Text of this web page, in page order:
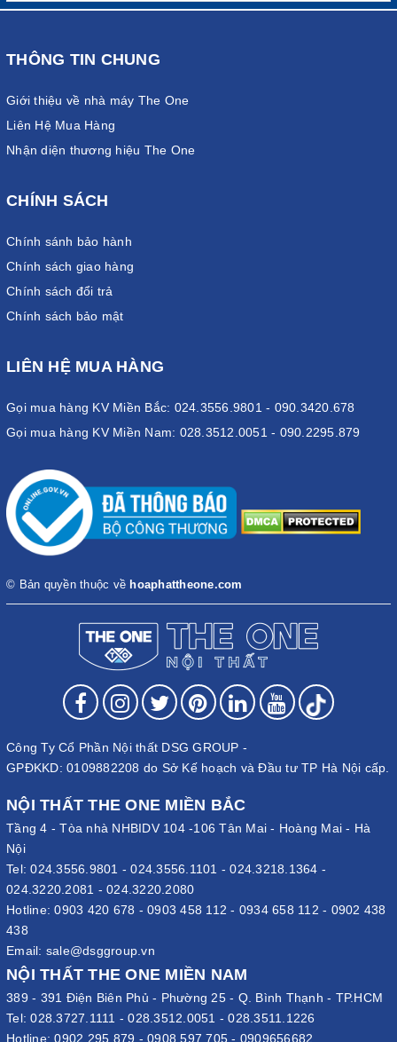
THÔNG TIN CHUNG
Giới thiệu về nhà máy The One
Liên Hệ Mua Hàng
Nhận diện thương hiệu The One
CHÍNH SÁCH
Chính sánh bảo hành
Chính sách giao hàng
Chính sách đổi trả
Chính sách bảo mật
LIÊN HỆ MUA HÀNG
Gọi mua hàng KV Miền Bắc: 024.3556.9801 - 090.3420.678
Gọi mua hàng KV Miền Nam: 028.3512.0051 - 090.2295.879
© Bản quyền thuộc về hoaphattheone.com
Công Ty Cổ Phần Nội thất DSG GROUP -
GPĐKKD: 0109882208 do Sở Kế hoạch và Đầu tư TP Hà Nội cấp.
NỘI THẤT THE ONE MIỀN BẮC
Tầng 4 - Tòa nhà NHBIDV 104 -106 Tân Mai - Hoàng Mai - Hà
Nội
Tel:024.3556.9801 -024.3556.1101 -024.3218.1364 -
024.3220.2081 - 024.3220.2080
Hotline:0903 420 678 - 0903 458 112 - 0934 658 112 - 0902 438
438
Email: sale@dsggroup.vn
NỘI THẤT THE ONE MIỀN NAM
389 - 391 Điện Biên Phủ - Phường 25 - Q. Bình Thạnh - TP.HCM
Tel:028.3727.1111 -028.3512.0051 -028.3511.1226
Hotline:0902 295 879 - 0908 597 705 - 0909656682